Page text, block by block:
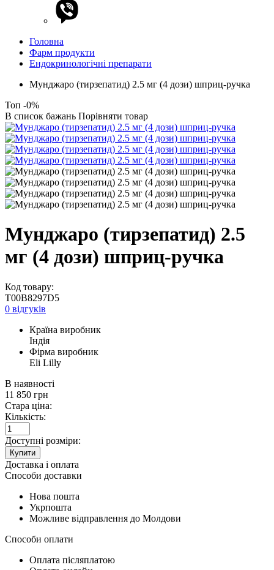
Головна
Фарм продукти
Eндокринологічні препарати
Мунджаро (тирзепатид) 2.5 мг (4 дози) шприц-ручка
Топ -0%
В список бажань Порівняти товар
Мунджаро (тирзепатид) 2.5
мг (4 дози) шприц-ручка
Код товару:
T00B8297D5
0 відгуків
Країна виробник
Індія
Фірма виробник
Eli Lilly
В наявності
11 850 грн
Стара ціна:
Кількість:
Доступні розміри:
Купити
Доставка і оплата
Способи доставки
Нова пошта
Укрпошта
Можливе відправлення до Молдови
Способи оплати
Оплата післяплатою